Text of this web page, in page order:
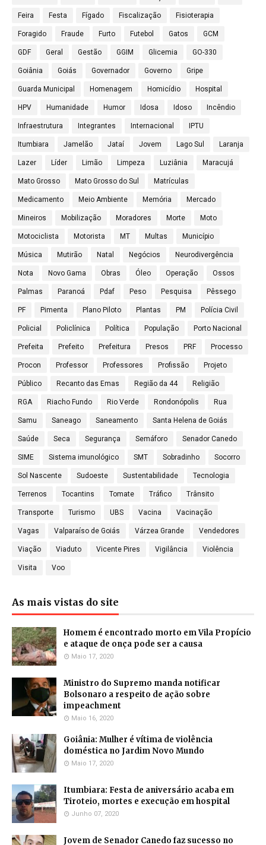
Feira Festa Fígado Fiscalização Fisioterapia
Foragido Fraude Furto Futebol Gatos GCM
GDF Geral Gestão GGIM Glicemia GO-330
Goiânia Goiás Governador Governo Gripe
Guarda Municipal Homenagem Homicídio Hospital
HPV Humanidade Humor Idosa Idoso Incêndio
Infraestrutura Integrantes Internacional IPTU
Itumbiara Jamelão Jataí Jovem Lago Sul Laranja
Lazer Líder Limão Limpeza Luziânia Maracujá
Mato Grosso Mato Grosso do Sul Matrículas
Medicamento Meio Ambiente Memória Mercado
Mineiros Mobilização Moradores Morte Moto
Motociclista Motorista MT Multas Município
Música Mutirão Natal Negócios Neurodivergência
Nota Novo Gama Obras Óleo Operação Ossos
Palmas Paranoá Pdaf Peso Pesquisa Pêssego
PF Pimenta Plano Piloto Plantas PM Polícia Civil
Policial Policlínica Política População Porto Nacional
Prefeita Prefeito Prefeitura Presos PRF Processo
Procon Professor Professores Profissão Projeto
Público Recanto das Emas Região da 44 Religião
RGA Riacho Fundo Rio Verde Rondonópolis Rua
Samu Saneago Saneamento Santa Helena de Goiás
Saúde Seca Segurança Semáforo Senador Canedo
SIME Sistema imunológico SMT Sobradinho Socorro
Sol Nascente Sudoeste Sustentabilidade Tecnologia
Terrenos Tocantins Tomate Tráfico Trânsito
Transporte Turismo UBS Vacina Vacinação
Vagas Valparaíso de Goiás Várzea Grande Vendedores
Viação Viaduto Vicente Pires Vigilância Violência
Visita Voo
As mais vistas do site
Homem é encontrado morto em Vila Propício
e ataque de onça pode ser a causa
Maio 17, 2020
Ministro do Supremo manda notificar
Bolsonaro a respeito de ação sobre
impeachment
Maio 16, 2020
Goiânia: Mulher é vítima de violência
doméstica no Jardim Novo Mundo
Maio 17, 2020
Itumbiara: Festa de aniversário acaba em
Tiroteio, mortes e execução em hospital
Junho 07, 2020
Jovem de Senador Canedo faz sucesso no